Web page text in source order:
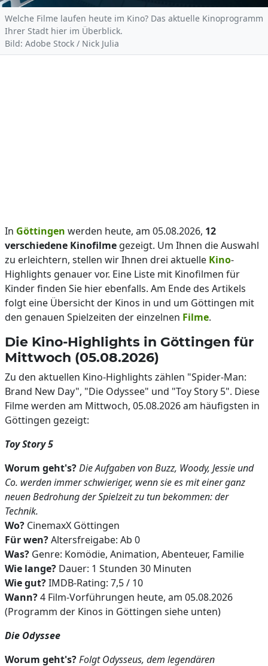
Welche Filme laufen heute im Kino? Das aktuelle Kinoprogramm
Ihrer Stadt hier im Überblick.
Bild: Adobe Stock / Nick Julia
In Göttingen werden heute, am 05.08.2026, 12
verschiedene Kinofilme gezeigt. Um Ihnen die Auswahl
zu erleichtern, stellen wir Ihnen drei aktuelle Kino-
Highlights genauer vor. Eine Liste mit Kinofilmen für
Kinder finden Sie hier ebenfalls. Am Ende des Artikels
folgt eine Übersicht der Kinos in und um Göttingen mit
den genauen Spielzeiten der einzelnen Filme.
Die Kino-Highlights in Göttingen für
Mittwoch (05.08.2026)
Zu den aktuellen Kino-Highlights zählen "Spider-Man:
Brand New Day", "Die Odyssee" und "Toy Story 5". Diese
Filme werden am Mittwoch, 05.08.2026 am häufigsten in
Göttingen gezeigt:
Toy Story 5
Worum geht's?Die Aufgaben von Buzz, Woody, Jessie und
Co. werden immer schwieriger, wenn sie es mit einer ganz
neuen Bedrohung der Spielzeit zu tun bekommen: der
Technik.
Wo? CinemaxX Göttingen
Für wen?Altersfreigabe: Ab 0
Was? Genre: Komödie, Animation, Abenteuer, Familie
Wie lange? Dauer: 1 Stunden 30 Minuten
Wie gut?IMDB-Rating: 7,5 / 10
Wann?4 Film-Vorführungen heute, am 05.08.2026
(Programm der Kinos in Göttingen siehe unten)
Die Odyssee
Worum geht's?Folgt Odysseus, dem legendären